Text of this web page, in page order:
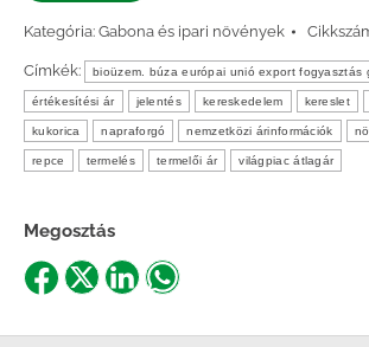
Kategória: Gabona és ipari növények
Címkék: bioüzem. búza európai unió export fogyasztás
értékesítési ár jelentés kereskedelem kereslet
kukorica napraforgó nemzetközi árinformációk
repce termelés termelői ár világpiac átlagár
Megosztás
ShareShareShareShare